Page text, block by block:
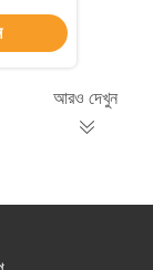
আরও দেখুন